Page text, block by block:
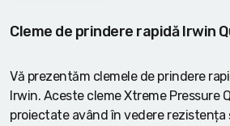
Cleme de prindere rapidă Irwin
Vă prezentăm clemele de prindere
Irwin. Aceste cleme Xtreme Pressure
proiectate având în vedere